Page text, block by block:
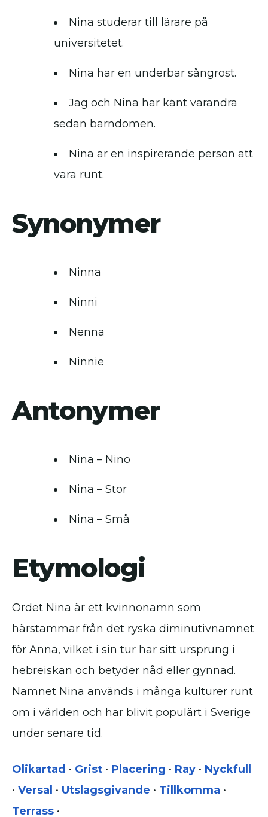
Nina studerar till lärare på
universitetet.
Nina har en underbar sångröst.
Jag och Nina har känt varandra
sedan barndomen.
Nina är en inspirerande person att
vara runt.
Synonymer
Ninna
Ninni
Nenna
Ninnie
Antonymer
Nina – Nino
Nina – Stor
Nina – Små
Etymologi
Ordet Nina är ett kvinnonamn som
härstammar från det ryska diminutivnamnet
för Anna, vilket i sin tur har sitt ursprung i
hebreiskan och betyder nåd eller gynnad.
Namnet Nina används i många kulturer runt
om i världen och har blivit populärt i Sverige
under senare tid.
Olikartad • Grist • Placering • Ray • Nyckfull
• Versal • Utslagsgivande • Tillkomma •
Terrass •